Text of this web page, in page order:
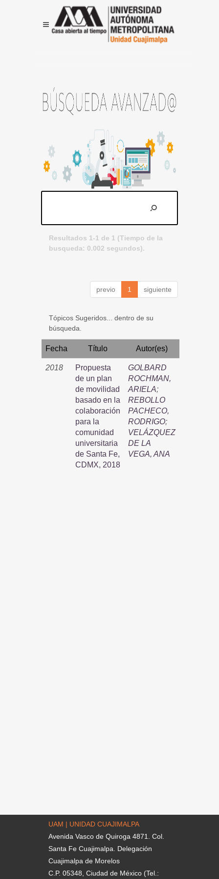
Resultados 1-1 de 1 (Tiempo de la
busqueda: 0.002 segundos).
previo 1 siguiente
Tópicos Sugeridos... dentro de su
búsqueda.
Fecha Título Autor(es)
2018
Propuesta
de un plan
de movilidad
basado en la
colaboración
para la
comunidad
universitaria
de Santa Fe,
CDMX, 2018
GOLBARD
ROCHMAN,
ARIELA;
REBOLLO
PACHECO,
RODRIGO;
VELÁZQUEZ
DE LA
VEGA, ANA
UAM | UNIDAD CUAJIMALPA
Avenida Vasco de Quiroga 4871. Col.
Santa Fe Cuajimalpa. Delegación
Cuajimalpa de Morelos
C.P. 05348, Ciudad de México (Tel.: